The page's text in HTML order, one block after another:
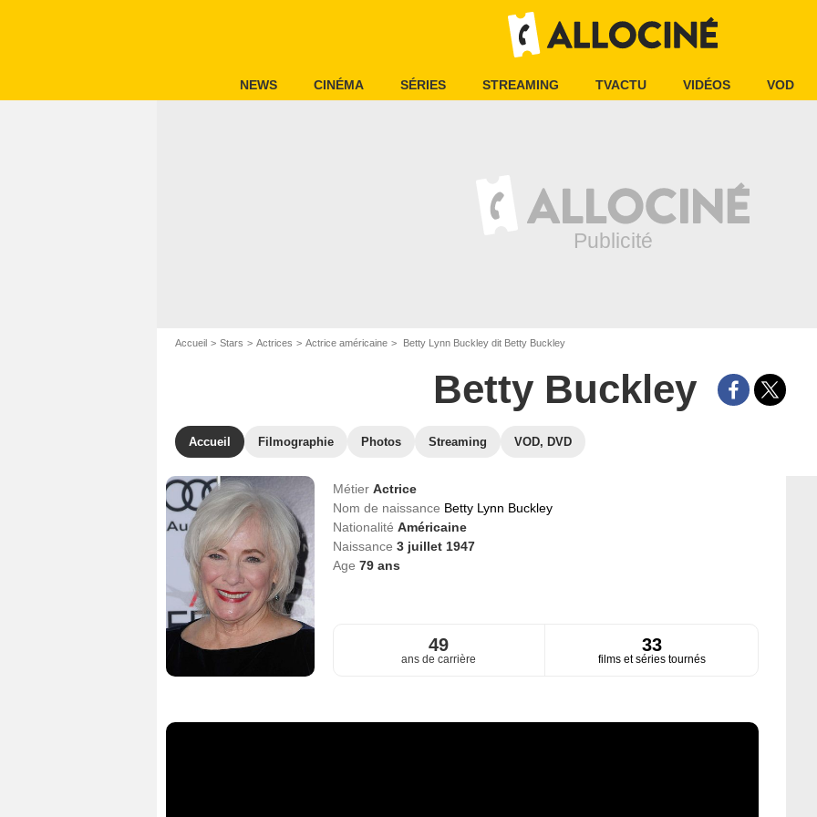
NEWS CINÉMA SÉRIES STREAMING TVACTU VIDÉOS VOD
Accueil Stars Actrices Actrice américaine Betty Lynn Buckley dit Betty Buckley
Betty Buckley
Accueil Filmographie Photos Streaming VOD, DVD
Métier Actrice
Nom de naissance Betty Lynn Buckley
Nationalité Américaine
Naissance 3 juillet 1947
Age 79ans
49
ans de carrière
33
films et séries tournés